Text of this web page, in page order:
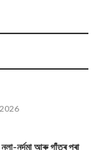
নৰ্দমা আৰু গাঁতৰ পৰা